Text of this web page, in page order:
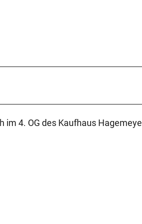
im 4. OG des Kaufhaus